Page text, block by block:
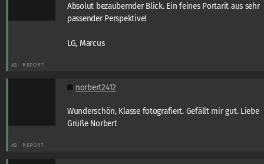
Absolut bezaubernder Blick. Ein feines Portarit aus sehr
passender Perspektive!
LG, Marcus
#3 REPORT
norbert2412
Wunderschön, Klasse fotografiert. Gefällt mir gut. Liebe
Grüße Norbert
#2 REPORT